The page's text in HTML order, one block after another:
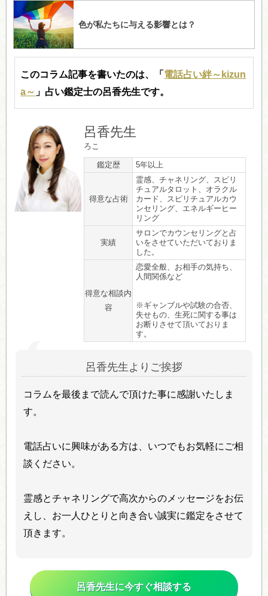
このコラム記事を書いたのは、「 電話占い絆～kizun
a～ 」占い鑑定士の呂香先生です。
呂香先生
ろこ
鑑定歴 5年以上
得意な占術
霊感、チャネリング、スピリ
チュアルタロット、オラクル
カード、スピリチュアルカウ
ンセリング、エネルギーヒー
リング
実績
サロンでカウンセリングと占
いをさせていただいておりま
した。
得意な相談内
容
恋愛全般、お相手の気持ち、
人間関係など
※ギャンブルや試験の合否、
失せもの、生死に関する事は
お断りさせて頂いておりま
す。
呂香先生よりご挨拶
コラムを最後まで読んで頂けた事に感謝いたしま
す。
電話占いに興味がある方は、いつでもお気軽にご相
談ください。
霊感とチャネリングで高次からのメッセージをお伝
えし、お一人ひとりと向き合い誠実に鑑定をさせて
頂きます。
呂香先生に今すぐ相談する